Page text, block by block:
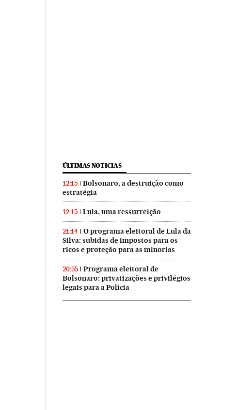
ÚLTIMAS NOTICIAS
12:15
Bolsonaro, a destruição como
estratégia
12:15 Lula, uma ressurreição
21:14
O programa eleitoral de Lula da
Silva: subidas de impostos para os
ricos e proteção para as minorias
20:55
Programa eleitoral de
Bolsonaro: privatizações e privilégios
legais para a Polícia